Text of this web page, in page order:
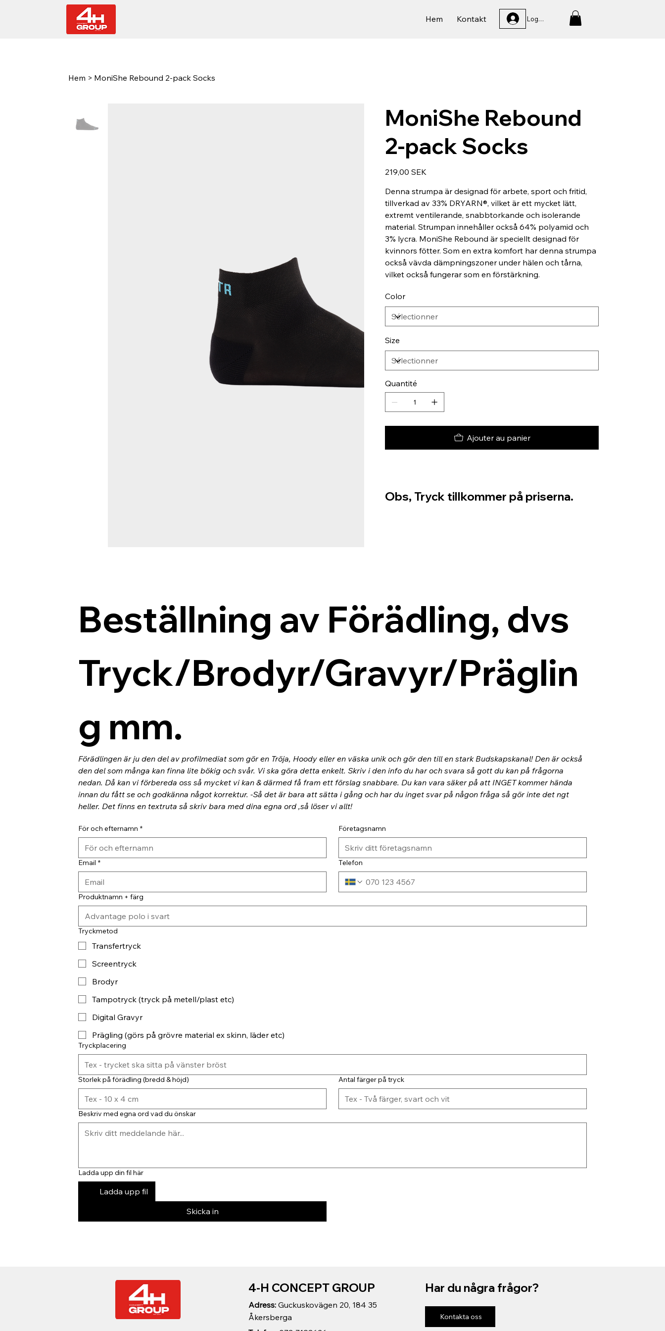
Hem Kontakt Logga In
Hem > MoniShe Rebound 2-pack Socks
MoniShe Rebound
2-pack Socks
Prix
219,00 SEK
Denna strumpa är designad för arbete, sport och fritid,
tillverkad av 33% DRYARN®, vilket är ett mycket lätt,
extremt ventilerande, snabbtorkande och isolerande
material. Strumpan innehåller också 64% polyamid och
3% lycra. MoniShe Rebound är speciellt designad för
kvinnors fötter. Som en extra komfort har denna strumpa
också vävda dämpningszoner under hälen och tårna,
vilket också fungerar som en förstärkning.
Color
Size
Quantité
Ajouter au panier
Obs, Tryck tillkommer på priserna.
Beställning av Förädling, dvs
Tryck/Brodyr/Gravyr/Präglin
g mm.
Förädlingen är ju den del av profilmediat som gör en Tröja, Hoody eller en väska unik och gör den till en stark Budskapskanal! Den är också
den del som många kan finna lite bökig och svår. Vi ska göra detta enkelt. Skriv i den info du har och svara så gott du kan på frågorna
nedan. Då kan vi förbereda oss så mycket vi kan & därmed få fram ett förslag snabbare. Du kan vara säker på att INGET kommer hända
innan du fått se och godkänna något korrektur. -Så det är bara att sätta i gång och har du inget svar på någon fråga så gör inte det ngt
heller. Det finns en textruta så skriv bara med dina egna ord ,så löser vi allt!
För och efternamn * Företagsnamn
Email * Telefon
Produktnamn + färg
Tryckmetod
Transfertryck
Screentryck
Brodyr
Tampotryck (tryck på metell/plast etc)
Digital Gravyr
Prägling (görs på grövre material ex skinn, läder etc)
Tryckplacering
Storlek på förädling (bredd & höjd) Antal färger på tryck
Beskriv med egna ord vad du önskar
Ladda upp din fil här
Ladda upp fil
Skicka in
Adress: Guckuskovägen 20, 184 35
Åkersberga
4-H CONCEPT GROUP Har du några frågor?
Kontakta oss